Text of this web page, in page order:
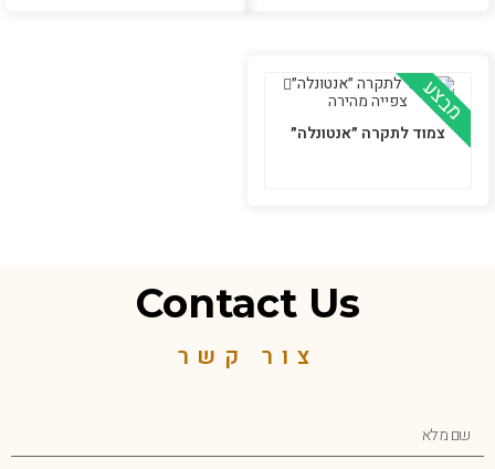
מבצע צפייה מהירה
צמוד לתקרה ״אנטונלה״
Contact Us
צור קשר